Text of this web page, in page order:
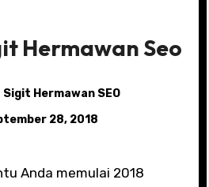
Hermawan Seo
Sigit Hermawan SEO
28, 2018